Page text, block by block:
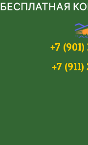
БЕСПЛАТНАЯ
+7
+7